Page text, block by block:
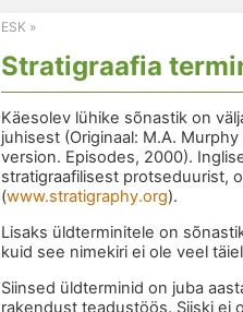
ESK »
Stratigraafia
Käesolev lühike sõnastik on
juhisest (Originaal: M.A.
version. Episodes, 2000).
stratigraafilisest protseduurist,
(www.stratigraphy.org).
Lisaks üldterminitele on
kuid see nimekiri ei ole veel
Siinsed üldterminid on juba
rakendust teadustöös. Siiski ei